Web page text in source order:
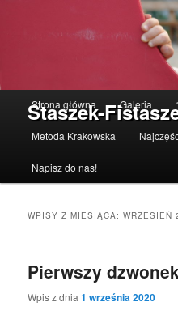
Staszek-
Przeskocz do tekstu
Przeskocz do widgetów
Strona główna Galeria
Metoda Krakowska
Napisz do nas!
WPISY Z MIESIĄCA:WRZESIEŃ
Pierwszy
Wpis z dnia1 września 2020